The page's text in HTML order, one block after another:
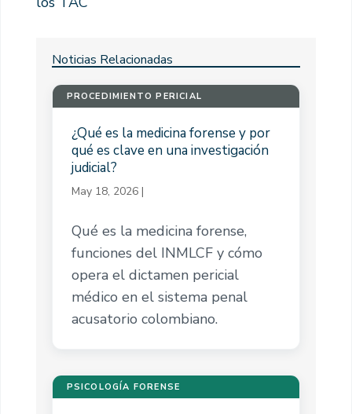
Noticias Relacionadas
PROCEDIMIENTO PERICIAL
¿Qué es la medicina forense y por
qué es clave en una investigación
judicial?
May 18, 2026|
Qué es la medicina forense,
funciones del INMLCF y cómo
opera el dictamen pericial
médico en el sistema penal
acusatorio colombiano.
PSICOLOGÍA FORENSE